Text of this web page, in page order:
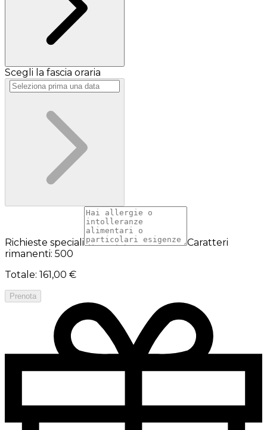
Scegli la fascia oraria
Richieste speciali
Caratteri
rimanenti: 500
Totale: 161,00 €
Prenota